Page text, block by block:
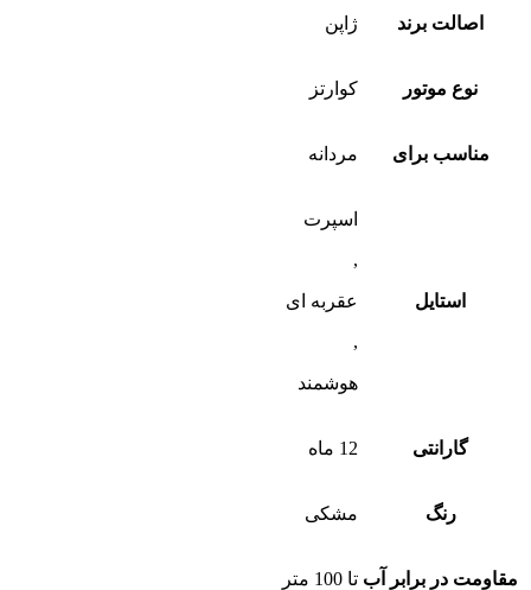
اصالت برند ژاپن
نوع موتور کوارتز
مناسب برای مردانه
استایل
اسپرت
,
عقربه ای
,
هوشمند
گارانتی 12 ماه
رنگ مشکی
مقاومت در برابر آب تا 100 متر